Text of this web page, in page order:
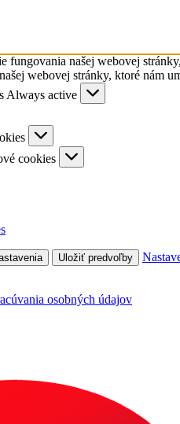
fungovania našej webovej
webovej stránky, ktoré nám
Always active
cookies
Uložiť predvoľby
osobných údajov